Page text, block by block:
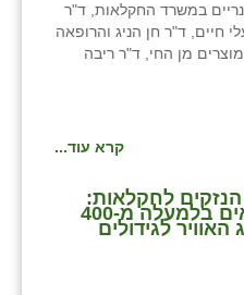
במשרד החקלאות, ד"ר
חיים, ד"ר חן הניג והרופאה
מן החי, ד"ר ריבה
קרא עוד...
הנזקים לחקלאות:
קנט, פיצתה את החקלאים בלמעלה מ-400
האוויר לגידולים